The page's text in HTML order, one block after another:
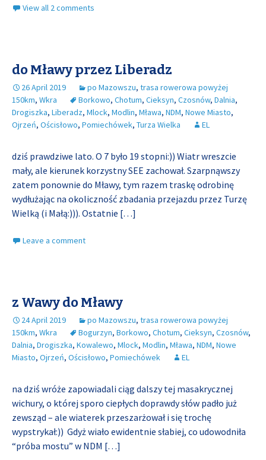
View all 2 comments
do Mławy przez Liberadz
26 April 2019 po Mazowszu, trasa rowerowa powyżej
150km, Wkra Borkowo, Chotum, Cieksyn, Czosnów, Dalnia,
Drogiszka, Liberadz, Mlock, Modlin, Mława, NDM, Nowe Miasto,
Ojrzeń, Ościsłowo, Pomiechówek, Turza Wielka EL
dziś prawdziwe lato. O 7 było 19 stopni:)) Wiatr wreszcie
mały, ale kierunek korzystny SEE zachował. Szarpnąwszy
zatem ponownie do Mławy, tym razem traskę odrobinę
wydłużając na okoliczność zbadania przejazdu przez Turzę
Wielką (i Małą:))). Ostatnie […]
Leave a comment
z Wawy do Mławy
24 April 2019 po Mazowszu, trasa rowerowa powyżej
150km, Wkra Bogurzyn, Borkowo, Chotum, Cieksyn, Czosnów,
Dalnia, Drogiszka, Kowalewo, Mlock, Modlin, Mława, NDM, Nowe
Miasto, Ojrzeń, Ościsłowo, Pomiechówek EL
na dziś wróże zapowiadali ciąg dalszy tej masakrycznej
wichury, o której sporo ciepłych doprawdy słów padło już
zewsząd – ale wiaterek przeszarżował i się trochę
wypstrykał:)) Gdyż wiało ewidentnie słabiej, co udowodniła
“próba mostu” w NDM […]